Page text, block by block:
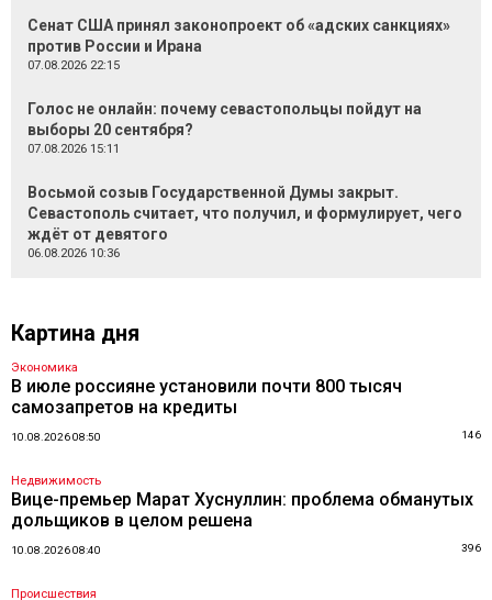
Сенат США принял законопроект об «адских санкциях»
против России и Ирана
07.08.2026 22:15
Голос не онлайн: почему севастопольцы пойдут на
выборы 20 сентября?
07.08.2026 15:11
Восьмой созыв Государственной Думы закрыт.
Севастополь считает, что получил, и формулирует, чего
ждёт от девятого
06.08.2026 10:36
Картина дня
Экономика
В июле россияне установили почти 800 тысяч
самозапретов на кредиты
10.08.2026 08:50 146
Недвижимость
Вице-премьер Марат Хуснуллин: проблема обманутых
дольщиков в целом решена
10.08.2026 08:40 396
Происшествия